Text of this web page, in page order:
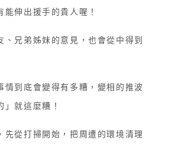
能伸出援手的貴人喔！
、兄弟姊妹的意見，也會從中得到
情到底會變得有多糟，變相的推波
」就這麼糟！
先從打掃開始，把周遭的環境清理